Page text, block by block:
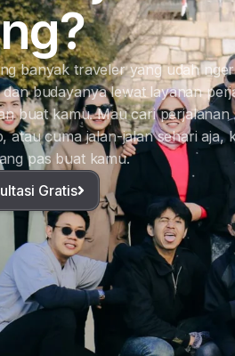
banyak traveler yang udah
budayanya lewat layanan
buat kamu. Mau cari perjalanan
atau cuma jalan-jalan sehari aja,
pas buat kamu.
Gratis